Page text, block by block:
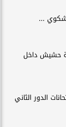
شكوي ...
بحوزته 75 طربة حشيش داخل
الدور الثاني